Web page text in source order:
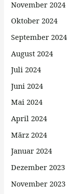
November 2024
Oktober 2024
September 2024
August 2024
Juli 2024
Juni 2024
Mai 2024
April 2024
März 2024
Januar 2024
Dezember 2023
November 2023